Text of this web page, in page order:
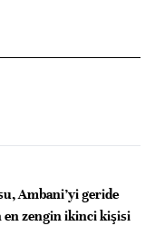
Ambani’yi geride
en zengin ikinci kişisi